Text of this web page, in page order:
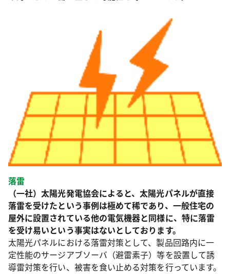
落雷
（一社）太陽光発電協会によると、太陽光パネルが直接
落雷を受けたという事例は極めて稀であり、一般住宅の
屋外に設置されている他の電気機器と同様に、特に落雷
を受け易いという事実はないとしております。
太陽光パネルにおける落雷対策として、製品回路内に一
定性能のサージアブソーバ（避雷素子）等を設置して誘
導雷対策を行い、被害を食い止める対策を行っています。